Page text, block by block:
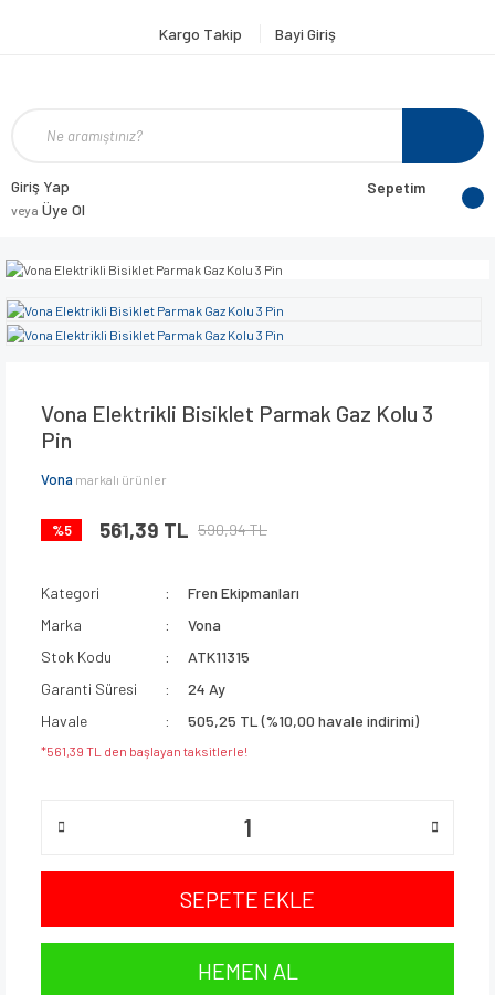
Kargo Takip Bayi Giriş
Giriş Yap
veya Üye Ol
Sepetim
Vona Elektrikli Bisiklet Parmak Gaz Kolu 3
Pin
Vona markalı ürünler
%5 561,39 TL 590,94 TL
Kategori
Fren Ekipmanları
Marka
Vona
Stok Kodu
ATK11315
Garanti Süresi
24 Ay
Havale
505,25 TL (%10,00 havale indirimi)
*561,39 TL den başlayan taksitlerle!
SEPETE EKLE
HEMEN AL